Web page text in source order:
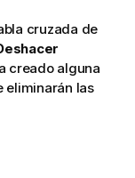
cruzada de
creado alguna
eliminarán las